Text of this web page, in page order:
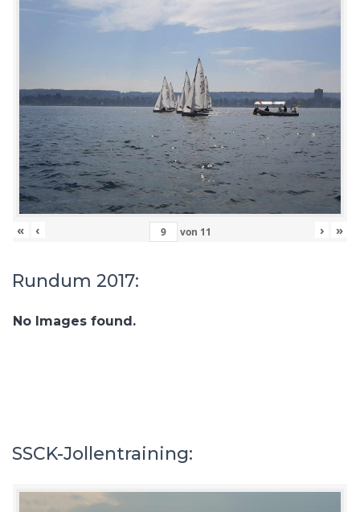
« ‹ von 11 › »
Rundum 2017:
No Images found.
SSCK-Jollentraining: